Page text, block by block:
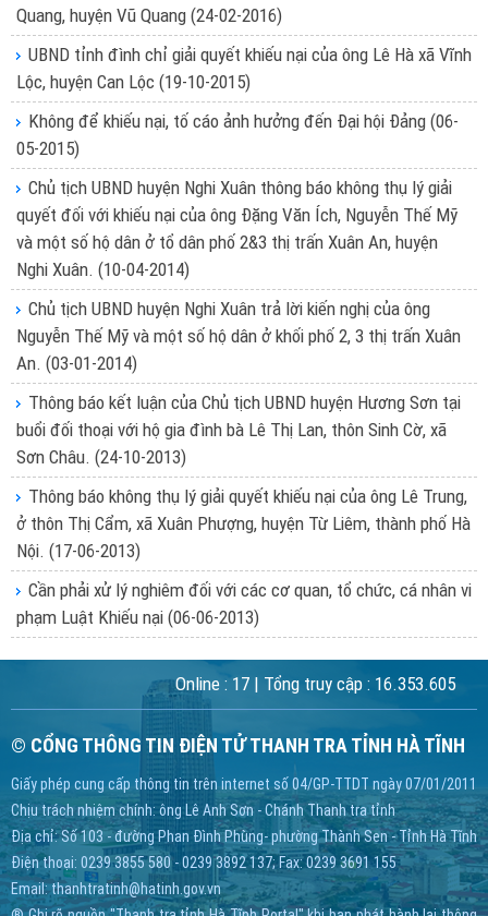
Quang, huyện Vũ Quang (24-02-2016)
UBND tỉnh đình chỉ giải quyết khiếu nại của ông Lê Hà xã Vĩnh
Lộc, huyện Can Lộc (19-10-2015)
Không để khiếu nại, tố cáo ảnh hưởng đến Đại hội Đảng (06-
05-2015)
Chủ tịch UBND huyện Nghi Xuân thông báo không thụ lý giải
quyết đối với khiếu nại của ông Đặng Văn Ích, Nguyễn Thế Mỹ
và một số hộ dân ở tổ dân phố 2&3 thị trấn Xuân An, huyện
Nghi Xuân. (10-04-2014)
Chủ tịch UBND huyện Nghi Xuân trả lời kiến nghị của ông
Nguyễn Thế Mỹ và một số hộ dân ở khối phố 2, 3 thị trấn Xuân
An. (03-01-2014)
Thông báo kết luận của Chủ tịch UBND huyện Hương Sơn tại
buổi đối thoại với hộ gia đình bà Lê Thị Lan, thôn Sinh Cờ, xã
Sơn Châu. (24-10-2013)
Thông báo không thụ lý giải quyết khiếu nại của ông Lê Trung,
ở thôn Thị Cẩm, xã Xuân Phượng, huyện Từ Liêm, thành phố Hà
Nội. (17-06-2013)
Cần phải xử lý nghiêm đối với các cơ quan, tổ chức, cá nhân vi
phạm Luật Khiếu nại (06-06-2013)
Online :17 | Tổng truy cập : 16.353.605
© CỔNG THÔNG TIN ĐIỆN TỬ THANH TRA TỈNH HÀ TĨNH
Giấy phép cung cấp thông tin trên internet số 04/GP-TTDT ngày 07/01/2011
Chịu trách nhiệm chính: ông Lê Anh Sơn - Chánh Thanh tra tỉnh
Địa chỉ: Số 103 - đường Phan Đình Phùng- phường Thành Sen - Tỉnh Hà Tĩnh
Điện thoại: 0239 3855 580 - 0239 3892 137; Fax: 0239 3691 155
Email:thanhtratinh@hatinh.gov.vn